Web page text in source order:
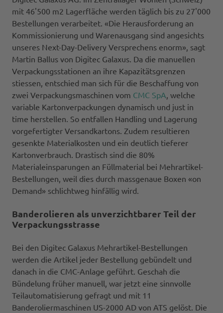
mit 46'500 m2 Lagerfläche werden täglich bis zu 27'000
Bestellungen verarbeitet. «Die Herausforderung an
Kommissionierung und Warenausgang sind angesichts
unseres Next-Day-Delivery Versprechens enorm», sagt
Martin Ballus von Digitec Galaxus. Da die manuellen
Verpackungsstationen an ihre Kapazitätsgrenzen
stiessen, entschied man sich für die Beschaffung von
zwei Verpackungsmaschinen vom CMC SpA , welche
variable Kartonverpackungen dynamisch und just in
time herstellen. So entfallen Handling und Lagerung
vorgefertigter Versandkartons. Zudem resultieren
gesenkte Materialkosten und ein deutlich tieferer
Kartonverbrauch. Drastisch sind die 80%
Materialeinsparungen an Füllmaterial bei Mehrartikel-
Bestellungen, weil dies durch massgenaue Boxen «on
Demand» schlichtweg hinfällig wird.
Banderolieren als unverzichtbarer Teil der
Verpackungsstrasse
Bei den Digitec Galaxus Mehrartikel-Bestellungen
werden die Artikel jeder Bestellung gebündelt und
danach in die CMC-Anlage geführt. Geschah die
Bündelung früher manuell, war jetzt eine sinnvolle
Teilautomatisierung gefragt und mit 11
Banderoliermaschinen US-2000 AD von ATS gelöst. Die